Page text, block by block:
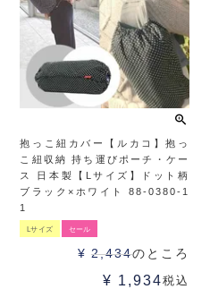
抱っこ紐カバー【ルカコ】抱っ
こ紐収納 持ち運びポーチ・ケー
ス 日本製【Lサイズ】ドット柄
ブラック×ホワイト 88-0380-1
1
Lサイズ セール
¥ 2,434のところ
¥ 1,934税込